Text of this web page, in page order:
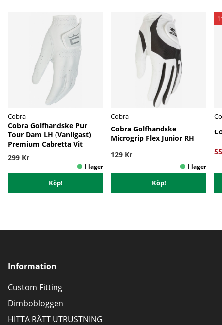
Cobra
Cobra Golfhandske Pur
Tour Dam LH (Vanligast)
Premium Cabretta Vit
299 Kr
Köp!
Cobra
Cobra Golfhandske
Microgrip Flex Junior RH
129 Kr
Köp!
Information
Custom Fitting
Dimbobloggen
HITTA RÄTT UTRUSTNING